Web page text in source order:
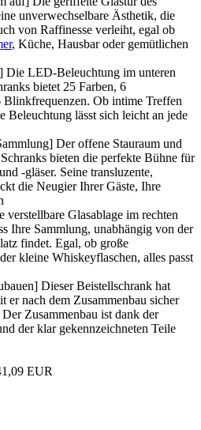
unverwechselbare Ästhetik, die
von Raffinesse verleiht, egal ob
, Küche, Hausbar oder gemütlichen
Die LED-Beleuchtung im unteren
bietet 25 Farben, 6
Ob intime Treffen
Beleuchtung lässt sich leicht an jede
Der offene Stauraum und
bieten die perfekte Bühne für
-gläser. Seine transluzente,
die Neugier Ihrer Gäste, Ihre
verstellbare Glasablage im rechten
Ihre Sammlung, unabhängig von der
findet. Egal, ob große
kleine Whiskeyflaschen, alles passt
Dieser Beistellschrank hat
er nach dem Zusammenbau sicher
Zusammenbau ist dank der
der klar gekennzeichneten Teile
EUR